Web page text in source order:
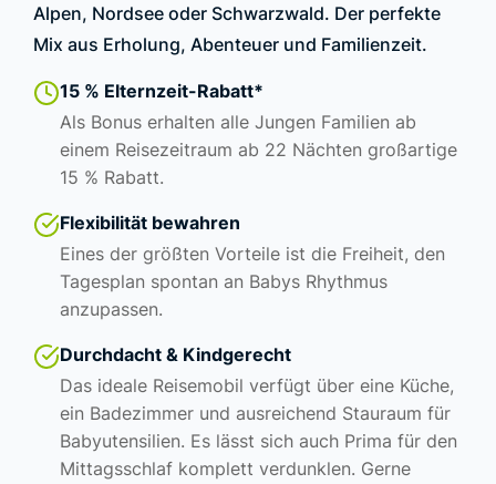
Alpen, Nordsee oder Schwarzwald. Der perfekte
Mix aus Erholung, Abenteuer und Familienzeit.
15 % Elternzeit-Rabatt*
Als Bonus erhalten alle Jungen Familien ab
einem Reisezeitraum ab 22 Nächten großartige
15 % Rabatt.
Flexibilität bewahren
Eines der größten Vorteile ist die Freiheit, den
Tagesplan spontan an Babys Rhythmus
anzupassen.
Durchdacht & Kindgerecht
Das ideale Reisemobil verfügt über eine Küche,
ein Badezimmer und ausreichend Stauraum für
Babyutensilien. Es lässt sich auch Prima für den
Mittagsschlaf komplett verdunklen. Gerne